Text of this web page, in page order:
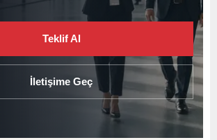
Teklif Al
İletişime Geç